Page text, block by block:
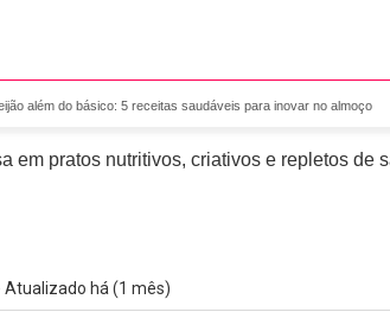
além do básico: 5 receitas saudáveis para inovar no almoço
5 receitas
em pratos nutritivos, criativos e repletos de
Atualizado há (1 mês)